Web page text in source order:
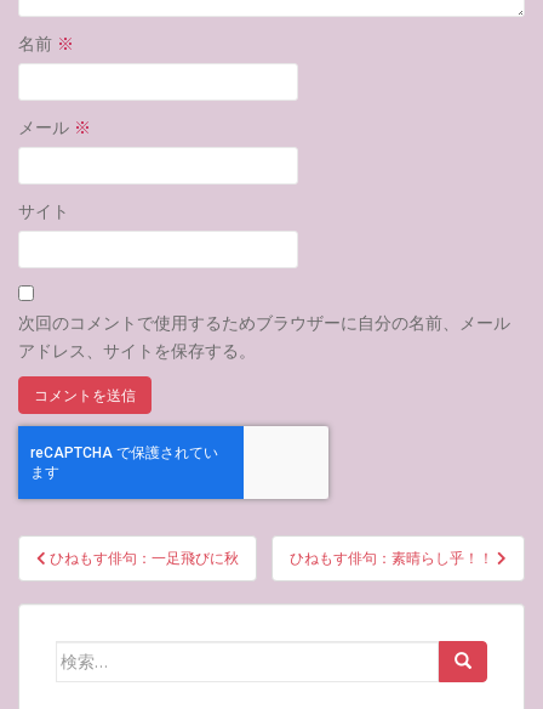
名前 ※
メール ※
サイト
次回のコメントで使用するためブラウザーに自分の名前、メール
アドレス、サイトを保存する。
投
稿
ナ
ひねもす俳句：一足飛びに秋 ひねもす俳句：素晴らし乎！！
検